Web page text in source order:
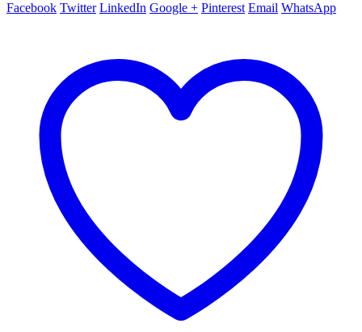
Facebook Twitter LinkedIn Google + Pinterest Email WhatsApp